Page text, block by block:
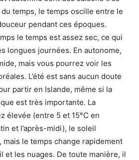
temps, le temps oscille entre le
pendant ces époques.
le temps est assez sec, ce qui
longues journées. En autonome,
mais vous pourrez voir les
L’été est sans aucun doute
partir en Islande, même si la
est très importante. La
élevée (entre 5 et 15°C en
et l’après-midi), le soleil
le temps change rapidement
et les nuages. De toute manière, il